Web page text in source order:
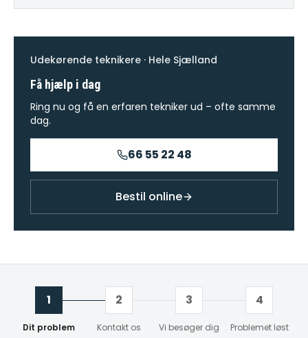
Udekørende teknikere · Hele Sjælland
Få hjælp i dag
Ring nu og få en erfaren tekniker ud – ofte samme
dag.
66 55 22 48
Bestil online
1
Dit problem
2
Kontakt os
3
Vi besøger dig
4
Problemet løst